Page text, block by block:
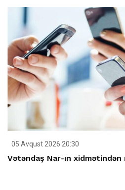
05 Avqust 2026 20:30
Vətəndaş Nar-ın xidmətindən